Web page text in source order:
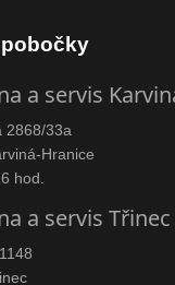
a servis
2868/33a
Hranice
hod.
a servis Třinec